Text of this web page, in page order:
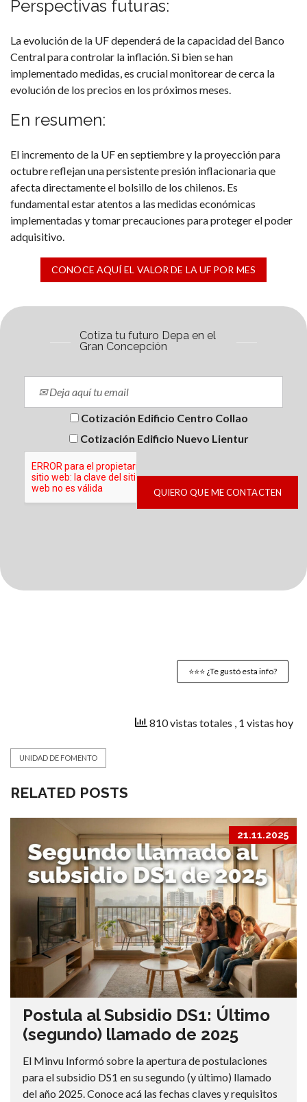
Perspectivas futuras:
La evolución de la UF dependerá de la capacidad del Banco
Central para controlar la inflación. Si bien se han
implementado medidas, es crucial monitorear de cerca la
evolución de los precios en los próximos meses.
En resumen:
El incremento de la UF en septiembre y la proyección para
octubre reflejan una persistente presión inflacionaria que
afecta directamente el bolsillo de los chilenos. Es
fundamental estar atentos a las medidas económicas
implementadas y tomar precauciones para proteger el poder
adquisitivo.
CONOCE AQUÍ EL VALOR DE LA UF POR MES
Cotiza tu futuro Depa en el
Gran Concepción
Cotización Edificio Centro Collao
Cotización Edificio Nuevo Lientur
⭐️⭐️⭐️ ¿Te gustó esta info?
810 vistas totales , 1 vistas hoy
UNIDAD DE FOMENTO
RELATED POSTS
21.11.2025
Postula al Subsidio DS1: Último
(segundo) llamado de 2025
El Minvu Informó sobre la apertura de postulaciones
para el subsidio DS1 en su segundo (y último) llamado
del año 2025. Conoce acá las fechas claves y requisitos